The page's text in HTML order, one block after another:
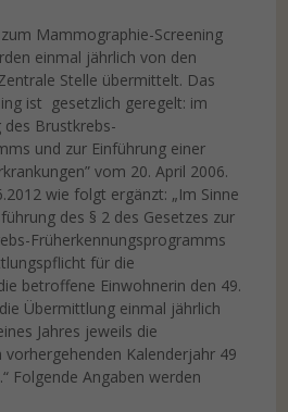
Mammographie-Screening
einmal jährlich von den
Stelle übermittelt. Das
ist gesetzlich geregelt: im
des Brustkrebs-
und zur Einführung einer
vom 20. April 2006.
wie folgt ergänzt: „Im Sinne
des § 2 des Gesetzes zur
Früherkennungsprogramms
für die
betroffene Einwohnerin den 49.
Übermittlung einmal jährlich
Jahres jeweils die
vorhergehenden Kalenderjahr 49
Folgende Angaben werden